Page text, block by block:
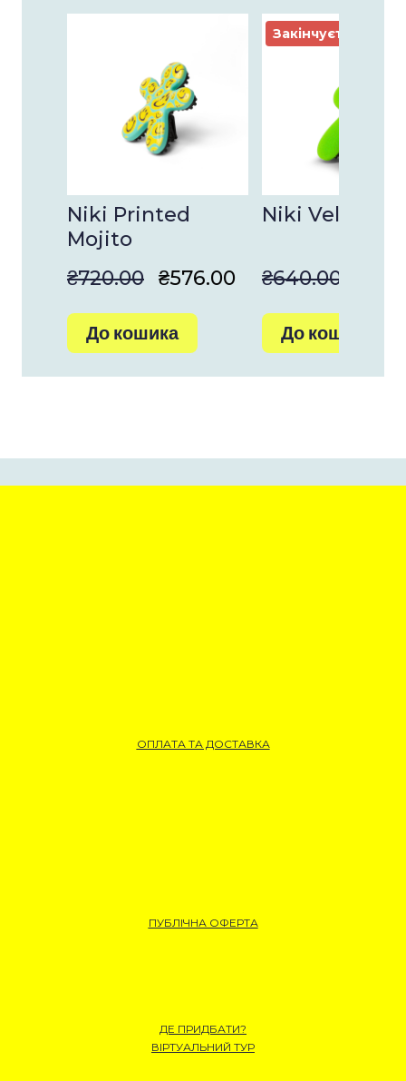
Niki Printed
Mojito
₴720.00 ₴576.00
До кошика
Закінчується
Niki Velvet
₴640.00
До кошика
ОПЛАТА ТА ДОСТАВКА
ПУБЛІЧНА ОФЕРТА
ДЕ ПРИДБАТИ?
ВІРТУАЛЬНИЙ ТУР